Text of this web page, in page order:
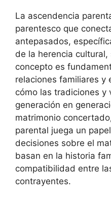
La ascendencia
parentesco que
antepasados,
de la herencia
concepto es
relaciones familiares y
cómo las tradiciones y
generación en
matrimonio
parental juega un
decisiones sobre el
basan en la historia
compatibilidad entre
contrayentes.